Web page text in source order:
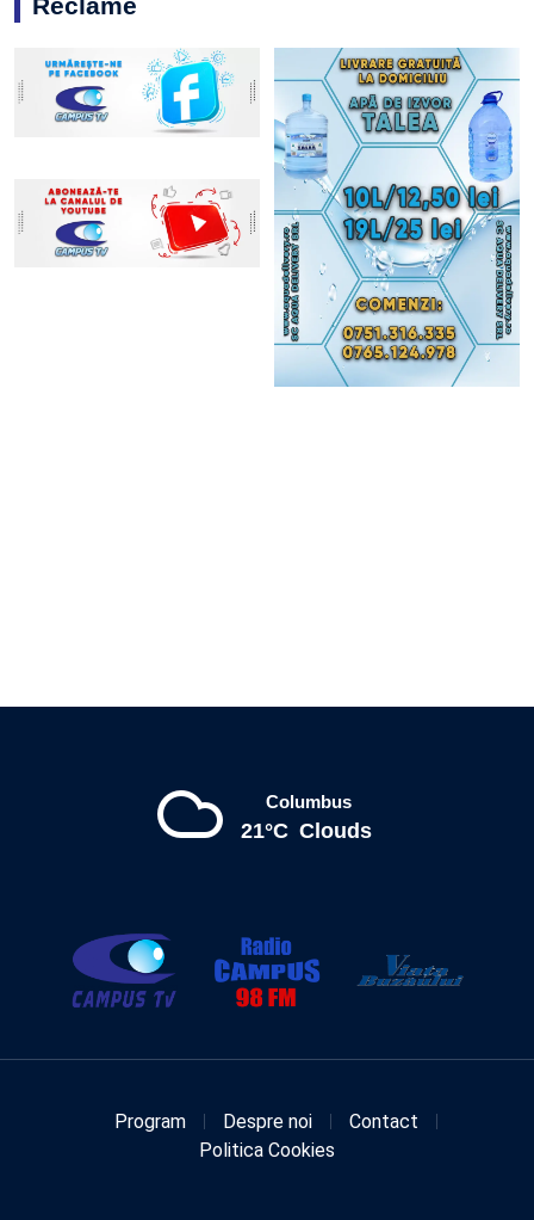
Columbus
21°C Clouds
Program Despre noi
Contact
Politica Cookies